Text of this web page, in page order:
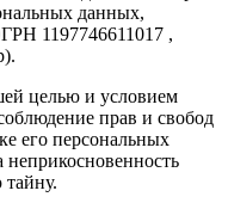
данных,
1197746611017 ,
целью и условием
прав и свобод
его персональных